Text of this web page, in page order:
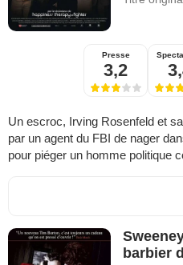
Presse
3,2
Un escroc, Irving Rosenfeld et
par un agent du FBI de nager
pour piéger un homme politique
barbier